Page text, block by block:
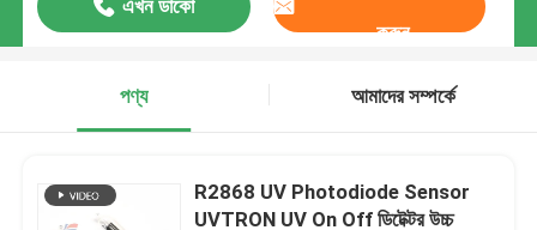
এখন ডাকো
করুন
পণ্য আমাদের সম্পর্কে
R2868 UV Photodiode Sensor
UVTRON UV On Off ডিটেক্টর উচ্চ